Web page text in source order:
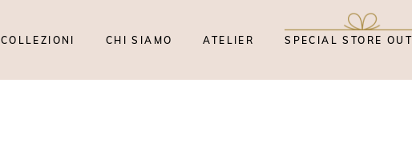
COLLEZIONI CHI SIAMO ATELIER SPECIAL STORE